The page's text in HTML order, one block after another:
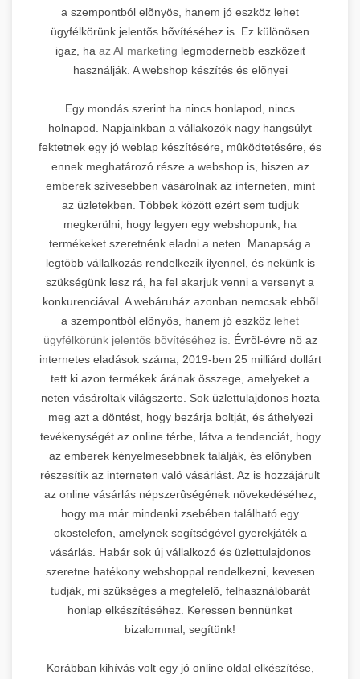
a szempontból elõnyös, hanem jó eszköz lehet
ügyfélkörünk jelentõs bõvítéséhez is. Ez különösen
igaz, ha az AI marketing legmodernebb eszközeit
használják. A webshop készítés és elõnyei
Egy mondás szerint ha nincs honlapod, nincs
holnapod. Napjainkban a vállakozók nagy hangsúlyt
fektetnek egy jó weblap készítésére, mûködtetésére, és
ennek meghatározó része a webshop is, hiszen az
emberek szívesebben vásárolnak az interneten, mint
az üzletekben. Többek között ezért sem tudjuk
megkerülni, hogy legyen egy webshopunk, ha
termékeket szeretnénk eladni a neten. Manapság a
legtöbb vállalkozás rendelkezik ilyennel, és nekünk is
szükségünk lesz rá, ha fel akarjuk venni a versenyt a
konkurenciával. A webáruház azonban nemcsak ebbõl
a szempontból elõnyös, hanem jó eszköz lehet
ügyfélkörünk jelentõs bõvítéséhez is. Évrõl-évre nõ az
internetes eladások száma, 2019-ben 25 milliárd dollárt
tett ki azon termékek árának összege, amelyeket a
neten vásároltak világszerte. Sok üzlettulajdonos hozta
meg azt a döntést, hogy bezárja boltját, és áthelyezi
tevékenységét az online térbe, látva a tendenciát, hogy
az emberek kényelmesebbnek találják, és elõnyben
részesítik az interneten való vásárlást. Az is hozzájárult
az online vásárlás népszerûségének növekedéséhez,
hogy ma már mindenki zsebében található egy
okostelefon, amelynek segítségével gyerekjáték a
vásárlás. Habár sok új vállalkozó és üzlettulajdonos
szeretne hatékony webshoppal rendelkezni, kevesen
tudják, mi szükséges a megfelelõ, felhasználóbarát
honlap elkészítéséhez. Keressen bennünket
bizalommal, segítünk!
Korábban kihívás volt egy jó online oldal elkészítése,